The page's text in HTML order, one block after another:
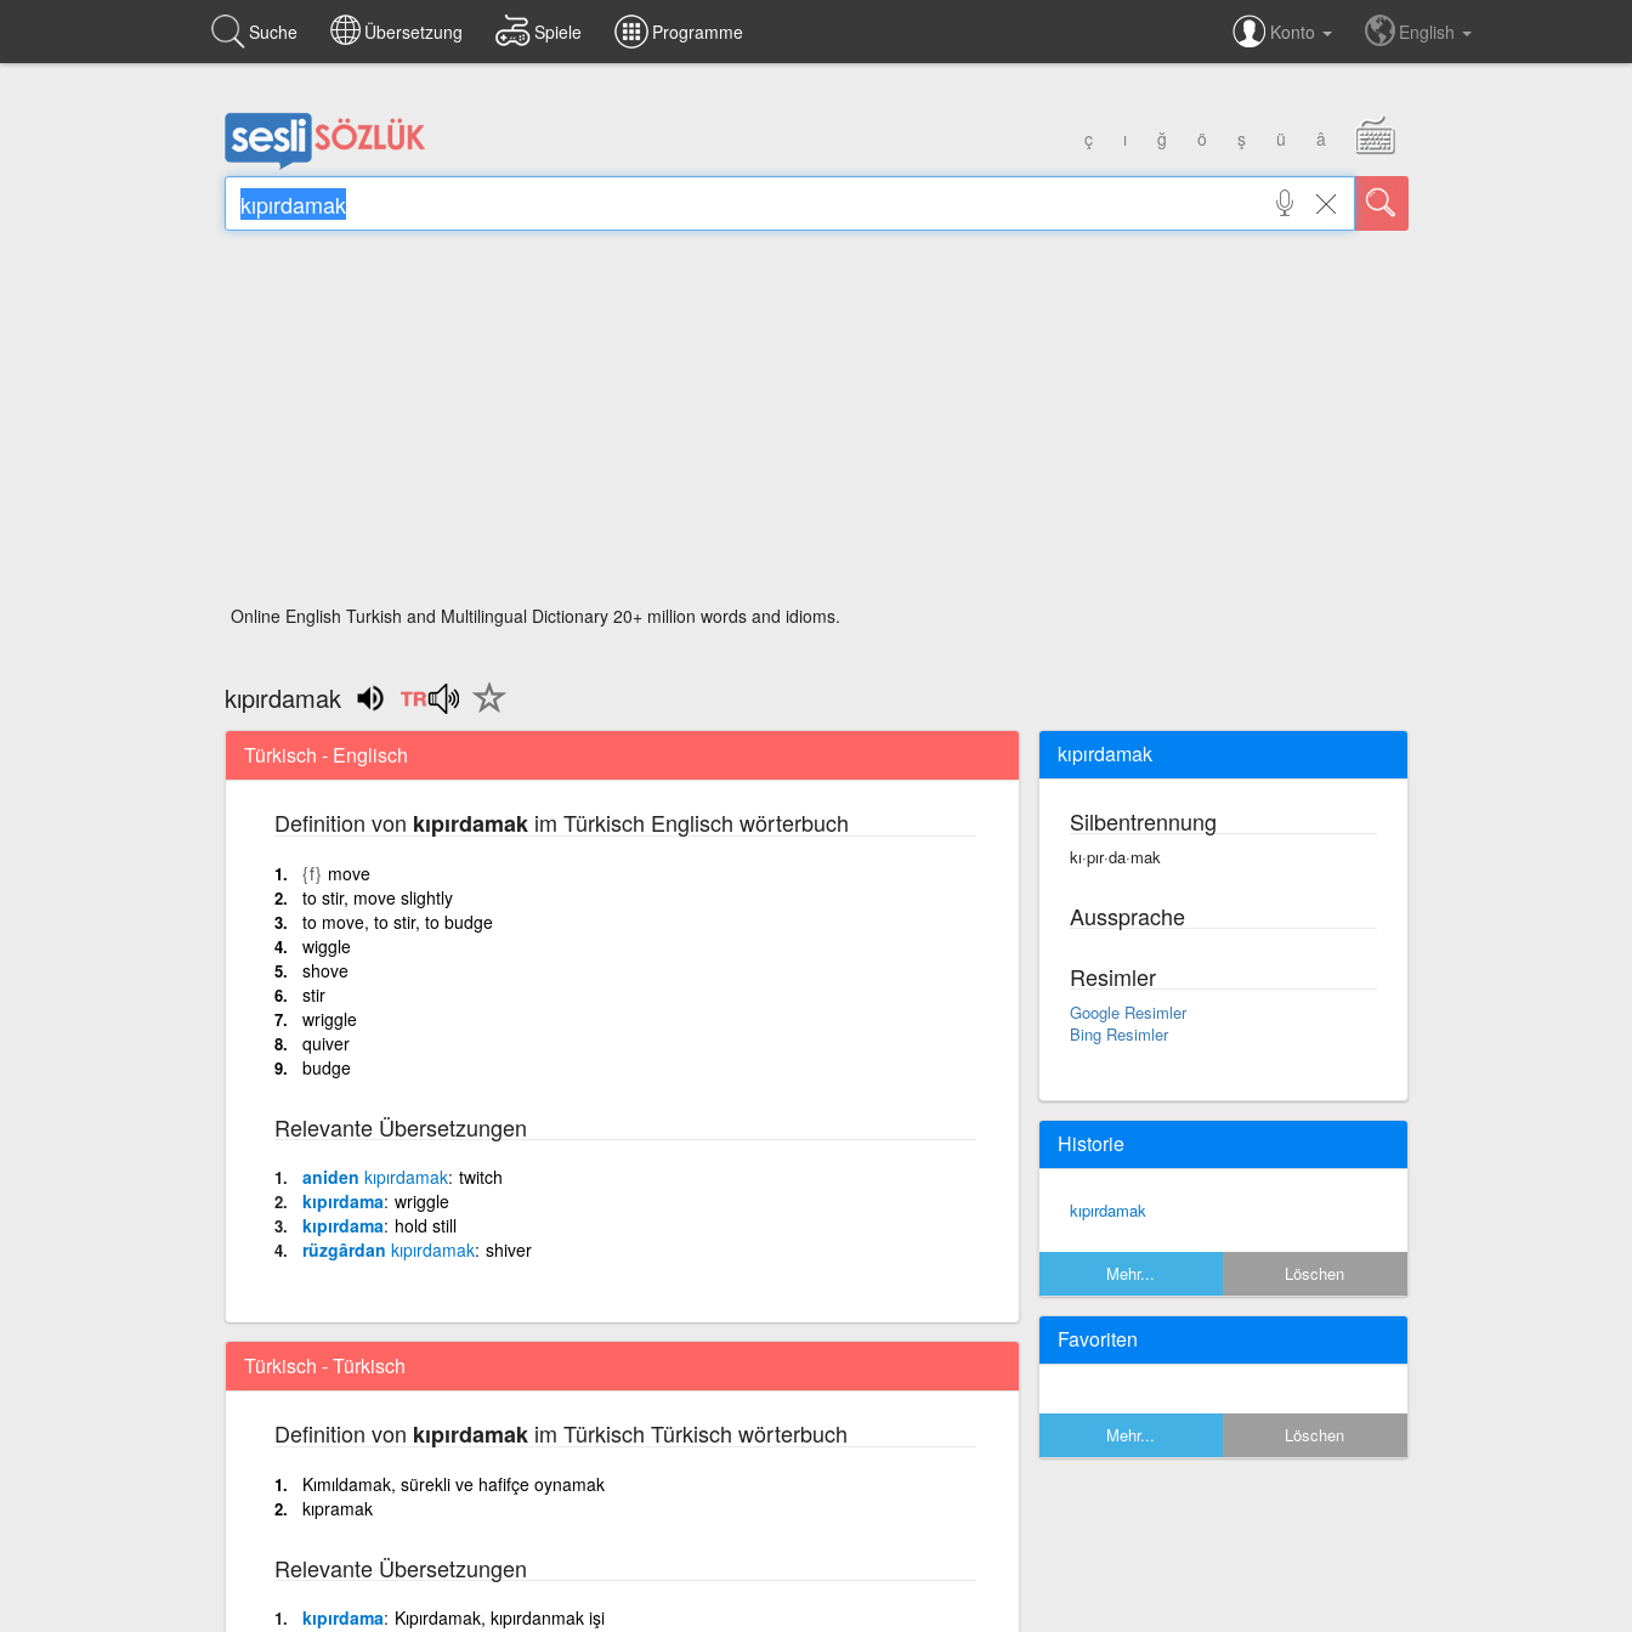
Suche Übersetzung Spiele Programme Konto English
ç ı ğ ö ş ü â
Online English Turkish and Multilingual Dictionary 20+ million words and idioms.
kıpırdamak
Türkisch - Englisch
Definition von kıpırdamakim Türkisch Englisch wörterbuch
{f} move
to stir, move slightly
to move, to stir, to budge
wiggle
shove
stir
wriggle
quiver
budge
Relevante Übersetzungen
aniden kıpırdamak twitch
kıpırdama wriggle
kıpırdama hold still
rüzgârdan kıpırdamak shiver
Türkisch - Türkisch
Definition von kıpırdamakim Türkisch Türkisch wörterbuch
Kımıldamak, sürekli ve hafifçe oynamak
kıpramak
Relevante Übersetzungen
kıpırdama Kıpırdamak, kıpırdanmak işi
kıpırdamak
Silbentrennung
kı·pır·da·mak
Aussprache
Resimler
Google Resimler
Bing Resimler
Historie
kıpırdamak
Mehr... Löschen
Favoriten
Mehr... Löschen